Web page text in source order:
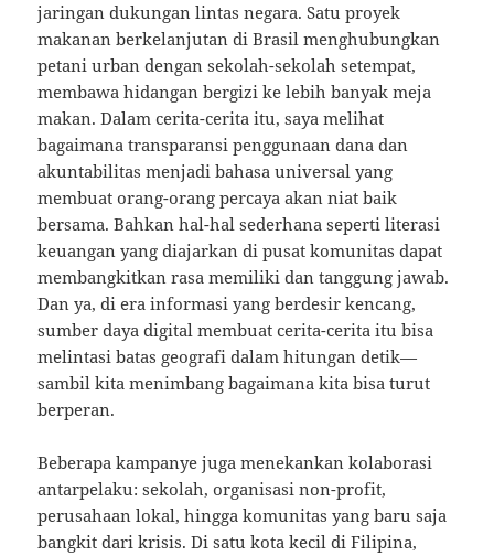
jaringan dukungan lintas negara. Satu proyek
makanan berkelanjutan di Brasil menghubungkan
petani urban dengan sekolah-sekolah setempat,
membawa hidangan bergizi ke lebih banyak meja
makan. Dalam cerita-cerita itu, saya melihat
bagaimana transparansi penggunaan dana dan
akuntabilitas menjadi bahasa universal yang
membuat orang-orang percaya akan niat baik
bersama. Bahkan hal-hal sederhana seperti literasi
keuangan yang diajarkan di pusat komunitas dapat
membangkitkan rasa memiliki dan tanggung jawab.
Dan ya, di era informasi yang berdesir kencang,
sumber daya digital membuat cerita-cerita itu bisa
melintasi batas geografi dalam hitungan detik—
sambil kita menimbang bagaimana kita bisa turut
berperan.
Beberapa kampanye juga menekankan kolaborasi
antarpelaku: sekolah, organisasi non-profit,
perusahaan lokal, hingga komunitas yang baru saja
bangkit dari krisis. Di satu kota kecil di Filipina,